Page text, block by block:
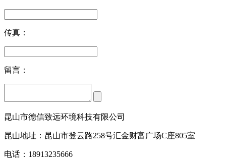
传真：
留言：
昆山市德信致远环境科技有限公司
昆山地址：昆山市登云路258号汇金财富广场C座805室
电话：18913235666